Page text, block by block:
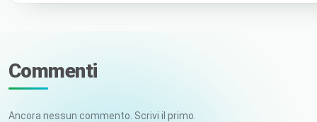
Commenti
Ancora nessun commento. Scrivi il primo.